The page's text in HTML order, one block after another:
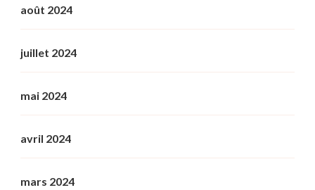
août 2024
juillet 2024
mai 2024
avril 2024
mars 2024